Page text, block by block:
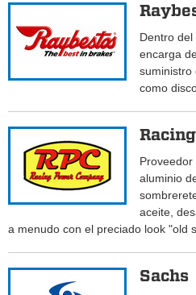
Dentro
encarga
suministro
como
aluminio
aceite,
a menudo con el preciado look "old
Sachs